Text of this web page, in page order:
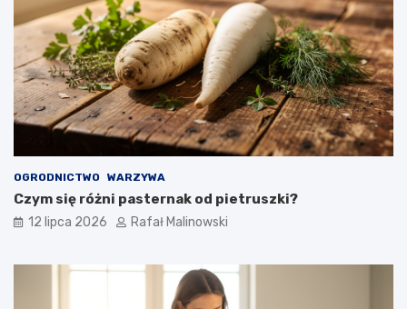
OGRODNICTWO WARZYWA
Czym się różni pasternak od pietruszki?
12 lipca 2026 Rafał Malinowski